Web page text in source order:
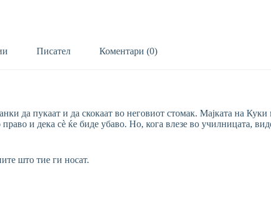
Писател Коментари (0)
да пукаат и да скокаат во неговиот стомак. Mајката на
и дека сè ќе биде убаво. Но, кога влезе во училницата,
што тие ги носат.